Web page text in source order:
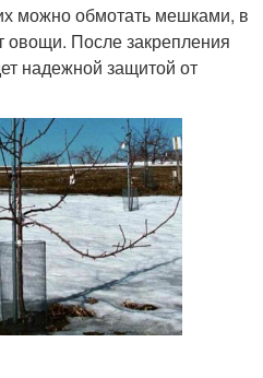
можно обмотать мешками, в
овощи. После закрепления
надежной защитой от